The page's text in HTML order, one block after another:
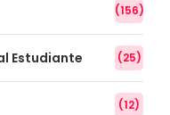
(156)
Estudiante (25)
(12)